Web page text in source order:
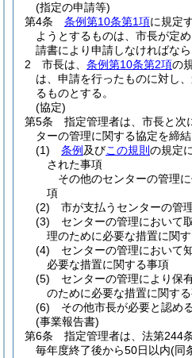
(指定の申請等)
第4条
条例第10条第1項に規定
ようとするものは、市長が定
請書により申請しなければなら
2
市長は、 条例第10条第2項の
は、申請を行ったものに対し
るものとする。
(協定)
第5条
指定管理者は、市長と次
ターの管理に関する協定を締
(1)
条例 及びこの規則 の規定
された事項
その他のセンターの管理
項
(2)
市が支払うセンターの管
(3)
センターの管理において
理のために必要な措置に関
(4)
センターの管理において
必要な措置に関する事項
(5)
センターの管理により保
のために必要な措置に関す
(6)
その他市長が必要と認め
(事業報告書)
第6条
指定管理者は、法第244
毎年度終了後から50日以内(同